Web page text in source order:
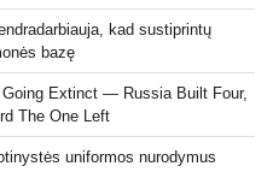
kad sustiprintų
bazę
Going Extinct — Russia Built Four,
The One Left
uniformos nurodymus